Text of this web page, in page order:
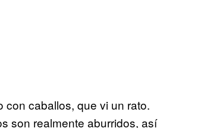
caballos, que vi un rato.
son realmente aburridos, así